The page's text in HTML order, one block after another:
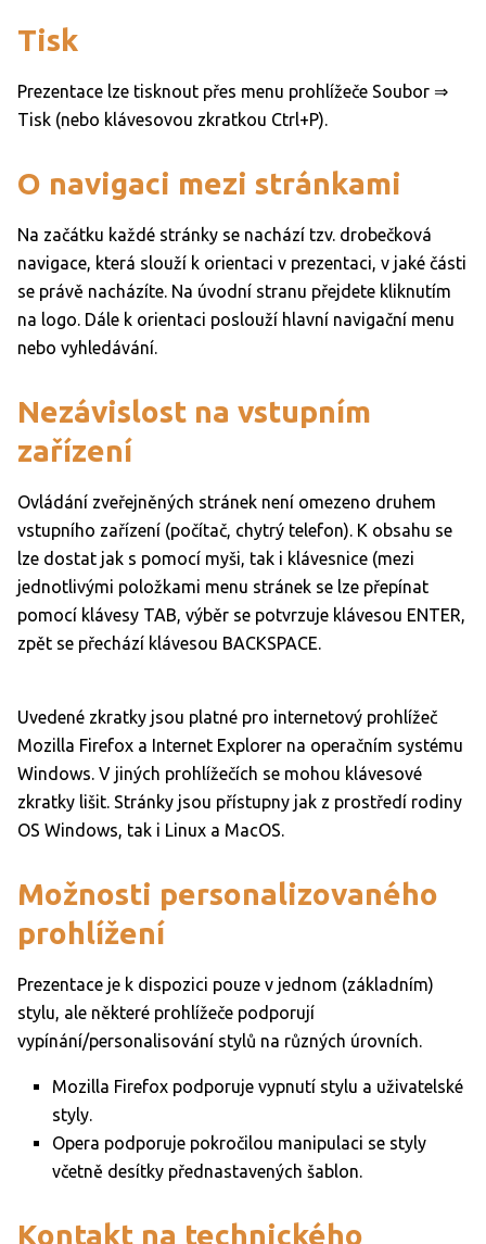
Tisk
Prezentace lze tisknout přes menu prohlížeče Soubor ⇒
Tisk (nebo klávesovou zkratkou Ctrl+P).
O navigaci mezi stránkami
Na začátku každé stránky se nachází tzv. drobečková
navigace, která slouží k orientaci v prezentaci, v jaké části
se právě nacházíte. Na úvodní stranu přejdete kliknutím
na logo. Dále k orientaci poslouží hlavní navigační menu
nebo vyhledávání.
Nezávislost na vstupním
zařízení
Ovládání zveřejněných stránek není omezeno druhem
vstupního zařízení (počítač, chytrý telefon). K obsahu se
lze dostat jak s pomocí myši, tak i klávesnice (mezi
jednotlivými položkami menu stránek se lze přepínat
pomocí klávesy TAB, výběr se potvrzuje klávesou ENTER,
zpět se přechází klávesou BACKSPACE.
Uvedené zkratky jsou platné pro internetový prohlížeč
Mozilla Firefox a Internet Explorer na operačním systému
Windows. V jiných prohlížečích se mohou klávesové
zkratky lišit. Stránky jsou přístupny jak z prostředí rodiny
OS Windows, tak i Linux a MacOS.
Možnosti personalizovaného
prohlížení
Prezentace je k dispozici pouze v jednom (základním)
stylu, ale některé prohlížeče podporují
vypínání/personalisování stylů na různých úrovních.
Mozilla Firefox podporuje vypnutí stylu a uživatelské
styly.
Opera podporuje pokročilou manipulaci se styly
včetně desítky přednastavených šablon.
Kontakt na technického